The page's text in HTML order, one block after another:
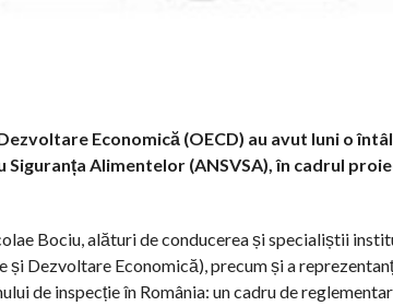
Economică (OECD) au avut luni o
Alimentelor (ANSVSA), în cadrul
Bociu, alături de conducerea și specialiștii
Dezvoltare Economică), precum și a
de inspecție în România: un cadru de